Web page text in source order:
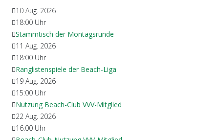
10 Aug. 2026
18:00 Uhr
Stammtisch der Montagsrunde
11 Aug. 2026
18:00 Uhr
Ranglistenspiele der Beach-Liga
19 Aug. 2026
15:00 Uhr
Nutzung Beach-Club VVV-Mitglied
22 Aug. 2026
16:00 Uhr